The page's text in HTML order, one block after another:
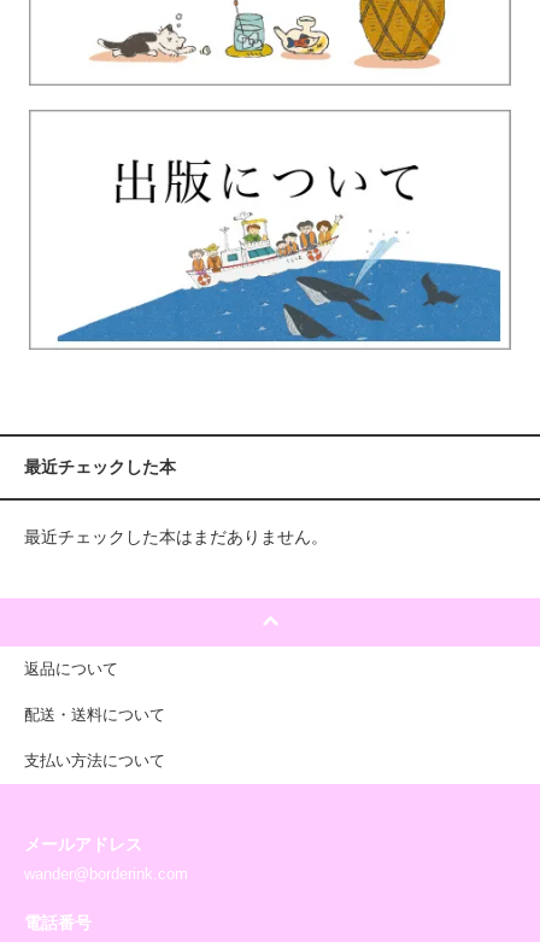
最近チェックした本
最近チェックした本はまだありません。
返品について
配送・送料について
支払い方法について
メールアドレス
wander@borderink.com
電話番号